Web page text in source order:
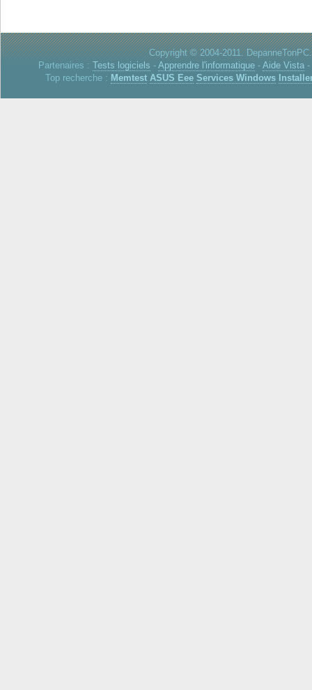
Copyright © 2004-2011.
Partenaires : Tests logiciels - Apprendre l'informatique- Aide Vista-
Top recherche : Memtest ASUS Eee Services Windows